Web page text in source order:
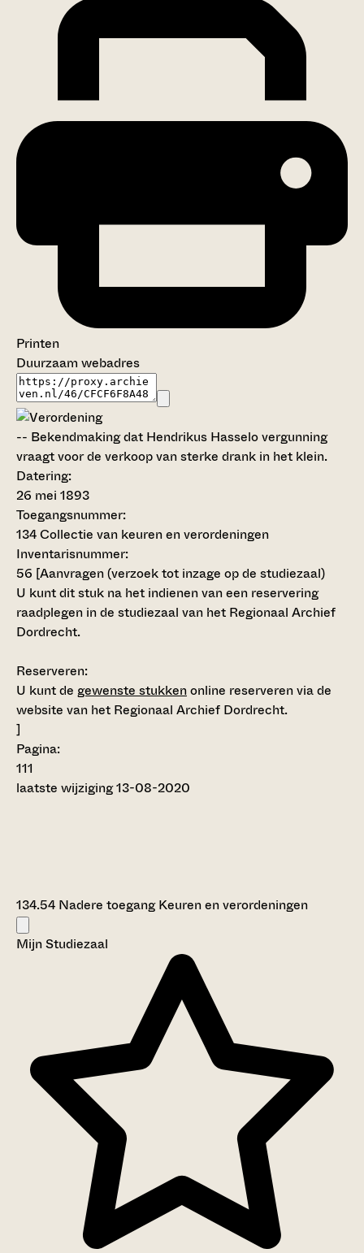
Printen
Duurzaam webadres
-- Bekendmaking dat Hendrikus Hasselo vergunning
vraagt voor de verkoop van sterke drank in het klein.
Datering:
26 mei 1893
Toegangsnummer:
134 Collectie van keuren en verordeningen
Inventarisnummer:
56 [Aanvragen (verzoek tot inzage op de studiezaal)
U kunt dit stuk na het indienen van een reservering
raadplegen in de studiezaal van het Regionaal Archief
Dordrecht.
Reserveren:
U kunt de gewenste stukkenonline reserveren via de
website van het Regionaal Archief Dordrecht.
]
Pagina:
111
laatste wijziging 13-08-2020
134.54 Nadere toegang Keuren en verordeningen
Mijn Studiezaal